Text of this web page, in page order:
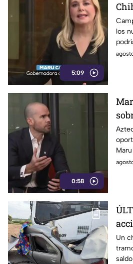
5:09
los
para
0:58
Un